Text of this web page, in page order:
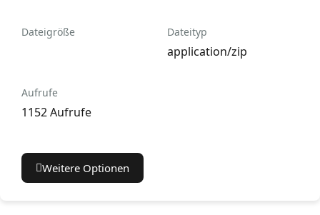
Dateigröße Dateityp
application/zip
Aufrufe
1152 Aufrufe
Weitere Optionen